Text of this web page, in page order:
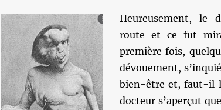
Heureusement, le
route et ce fut
première fois,
dévouement,
bien-être et, faut-il
docteur s’aperçut